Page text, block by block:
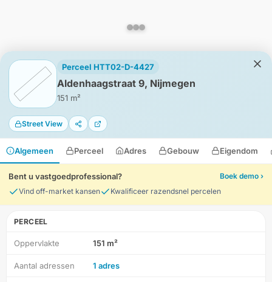
Perceel HTT02-D-4427
Aldenhaagstraat 9, Nijmegen
151 m²
Street View
Algemeen Perceel Adres Gebouw Eigendom
Bent u vastgoedprofessional?
Boek demo ›
Vind off-market kansen
Kwalificeer razendsnel percelen
PERCEEL
Oppervlakte 151 m²
Aantal adressen 1 adres